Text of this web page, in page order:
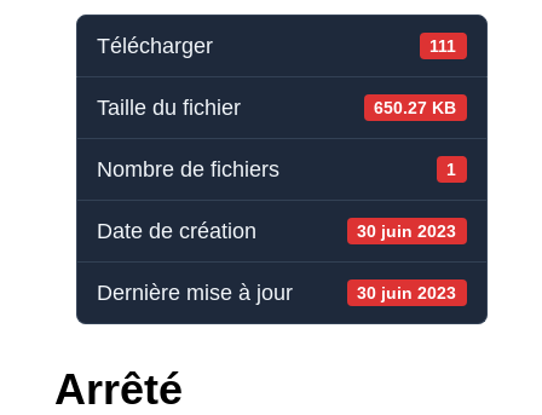
Télécharger 111
Taille du fichier 650.27 KB
Nombre de fichiers 1
Date de création 30 juin 2023
Dernière mise à jour 30 juin 2023
Arrêté